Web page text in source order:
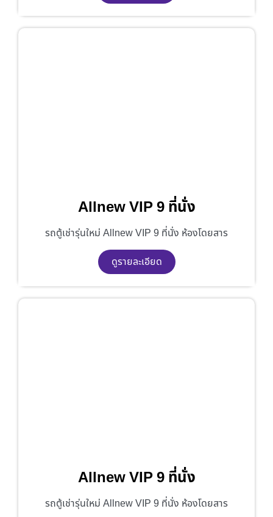
Allnew VIP 9 ที่นั่ง
รถตู้เช่ารุ่นใหม่ Allnew VIP 9 ที่นั่ง ห้องโดยสาร
ดูรายละเอียด
Allnew VIP 9 ที่นั่ง
รถตู้เช่ารุ่นใหม่ Allnew VIP 9 ที่นั่ง ห้องโดยสาร